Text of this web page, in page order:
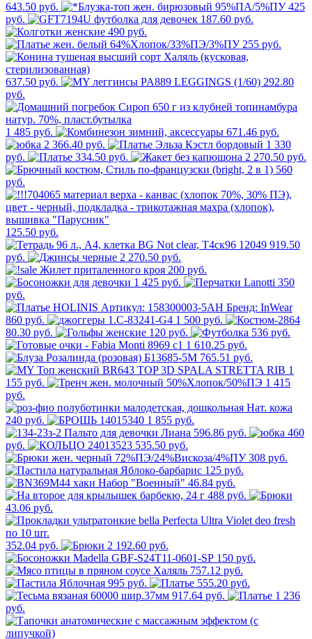
643.50 руб.
425
руб.
187.60 руб.
490 руб.
255 руб.
637.50 руб.
292.80
руб.
1 485 руб.
671.46 руб.
2 366.40 руб.
1 330
руб.
334.50 руб.
2 270.50 руб.
560
руб.
125.50 руб.
919.50
руб.
2 270.50 руб.
200 руб.
1 425 руб.
350
руб.
860 руб.
1 500 руб.
80.30 руб.
120 руб.
536 руб.
1 610.25 руб.
765.51 руб.
1
155 руб.
1 415
руб.
240 руб.
1 855 руб.
596.86 руб.
460
руб.
535.50 руб.
308 руб.
125 руб.
46.84 руб.
488 руб.
43.06 руб.
352.04 руб.
2 192.60 руб.
150 руб.
757.12 руб.
995 руб.
555.20 руб.
917.64 руб.
1 236
руб.